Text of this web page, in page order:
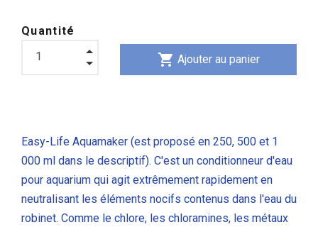
Quantité
shopping_cart Ajouter au panier
Easy-Life Aquamaker (est proposé en 250, 500 et 1
000 ml dans le descriptif). C'est un conditionneur d'eau
pour aquarium qui agit extrêmement rapidement en
neutralisant les éléments nocifs contenus dans l'eau du
robinet. Comme le chlore, les chloramines, les métaux